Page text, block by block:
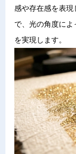
感や存在感を表現
で、光の角度によ
を実現します。